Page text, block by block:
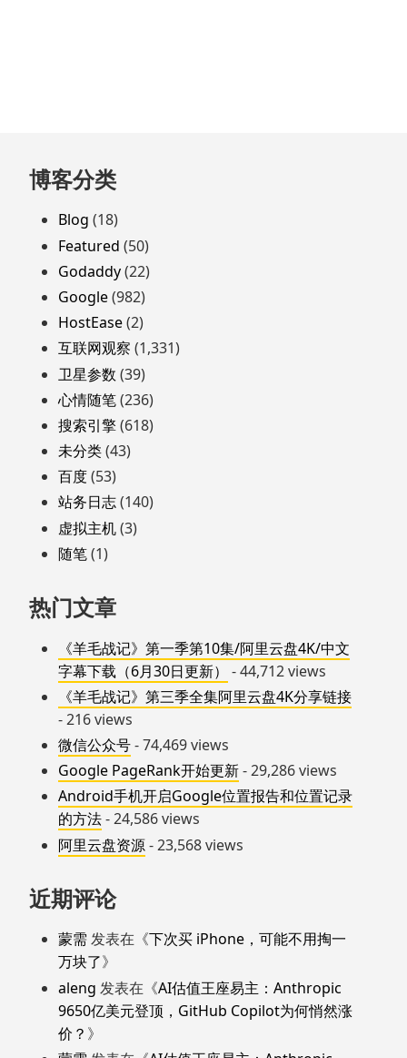
跳
至
页
脚
博客分类
Blog (18)
Featured (50)
Godaddy(22)
Google(982)
HostEase(2)
互联网观察 (1,331)
卫星参数 (39)
心情随笔(236)
搜索引擎(618)
未分类(43)
百度(53)
站务日志(140)
虚拟主机(3)
随笔(1)
热门文章
《羊毛战记》第一季第10集/阿里云盘4K/中文
字幕下载（6月30日更新）
- 44,712 views
《羊毛战记》第三季全集阿里云盘4K分享链接
- 216 views
微信公众号- 74,469 views
Google PageRank开始更新- 29,286 views
Android手机开启Google位置报告和位置记录
的方法- 24,586 views
阿里云盘资源- 23,568 views
近期评论
蒙需 发表在《下次买 iPhone，可能不用掏一
万块了》
aleng 发表在《AI估值王座易主：Anthropic
9650亿美元登顶，GitHub Copilot为何悄然涨
价？ 》